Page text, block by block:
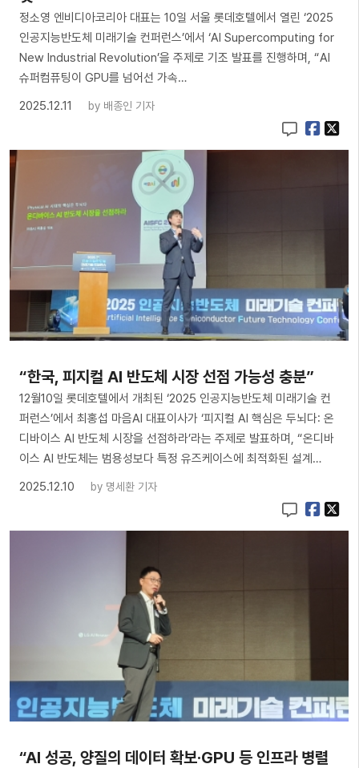
정소영 엔비디아코리아 대표는 10일 서울 롯데호텔에서 열린 ‘2025
인공지능반도체 미래기술 컨퍼런스’에서 ‘AI Supercomputing for
New Industrial Revolution’을 주제로 기조 발표를 진행하며, “AI
슈퍼컴퓨팅이 GPU를 넘어선 가속…
2025.12.11
by 배종인 기자
“한국, 피지컬 AI 반도체 시장 선점 가능성 충분”
12월10일 롯데호텔에서 개최된 ‘2025 인공지능반도체 미래기술 컨
퍼런스’에서 최홍섭 마음AI 대표이사가 ‘피지컬 AI 핵심은 두뇌다: 온
디바이스 AI 반도체 시장을 선점하라’라는 주제로 발표하며, “온디바
이스 AI 반도체는 범용성보다 특정 유즈케이스에 최적화된 설계…
2025.12.10
by 명세환 기자
“AI 성공, 양질의 데이터 확보·GPU 등 인프라 병렬